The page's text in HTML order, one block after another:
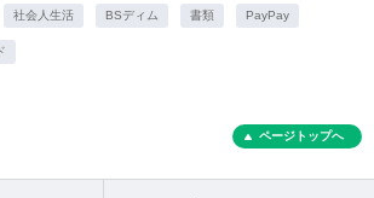
社会人生活 BSディム 書類 PayPay
ページトップへ